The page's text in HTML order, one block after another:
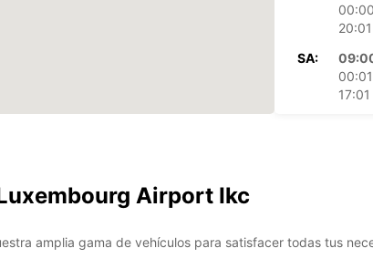
SA:
Airport Ikc
amplia gama de vehículos para satisfacer todas tus